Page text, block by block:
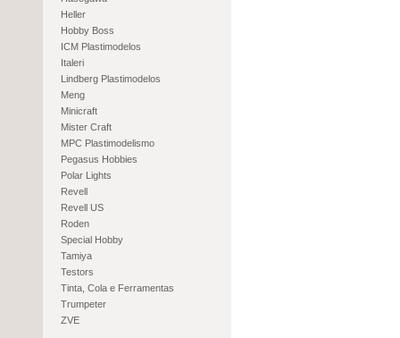
Heller
Hobby Boss
ICM Plastimodelos
Italeri
Lindberg Plastimodelos
Meng
Minicraft
Mister Craft
MPC Plastimodelismo
Pegasus Hobbies
Polar Lights
Revell
Revell US
Roden
Special Hobby
Tamiya
Testors
Tinta, Cola e Ferramentas
Trumpeter
ZVE